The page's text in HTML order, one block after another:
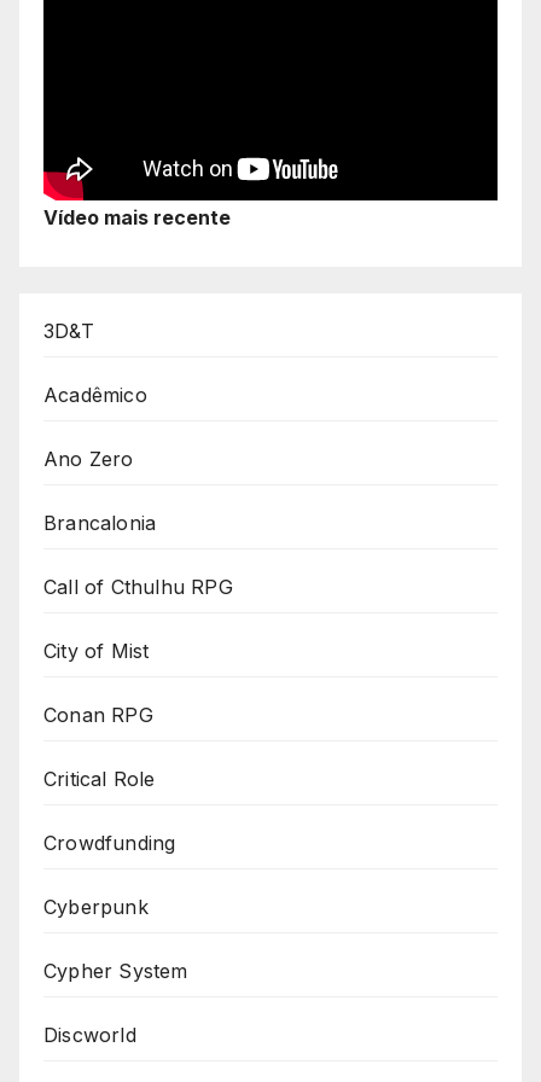
Vídeo mais recente
3D&T
Acadêmico
Ano Zero
Brancalonia
Call of Cthulhu RPG
City of Mist
Conan RPG
Critical Role
Crowdfunding
Cyberpunk
Cypher System
Discworld